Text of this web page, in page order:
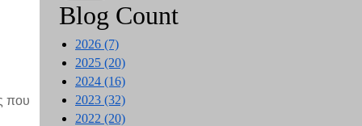
που
Blog Count
2026 (7)
2025 (20)
2024 (16)
2023 (32)
2022 (20)